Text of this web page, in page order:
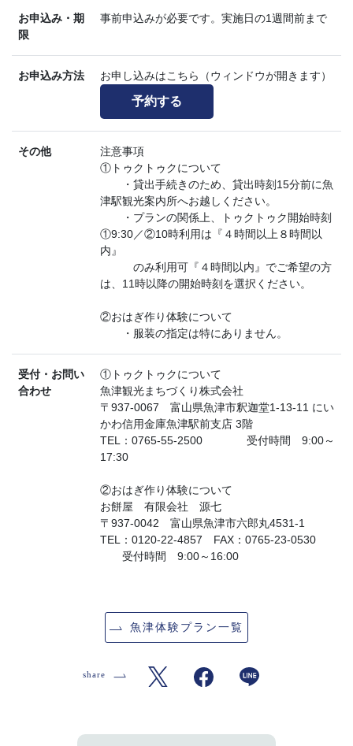
お申込み・期
限
事前申込みが必要です。実施日の1週間前まで
お申込み方法 お申し込みはこちら（ウィンドウが開きます）
予約する
その他
注意事項
①トゥクトゥクについて
・貸出手続きのため、貸出時刻15分前に魚
津駅観光案内所へお越しください。
・プランの関係上、トゥクトゥク開始時刻
①9:30／②10時利用は『４時間以上８時間以
内』
のみ利用可『４時間以内』でご希望の方
は、11時以降の開始時刻を選択ください。
②おはぎ作り体験について
・服装の指定は特にありません。
受付・お問い
合わせ
①トゥクトゥクについて
魚津観光まちづくり株式会社
〒937-0067 富山県魚津市釈迦堂1-13-11 にい
かわ信用金庫魚津駅前支店 3階
TEL：0765-55-2500 受付時間 9:00～
17:30
②おはぎ作り体験について
お餅屋 有限会社 源七
〒937-0042 富山県魚津市六郎丸4531-1
TEL：0120-22-4857 FAX：0765-23-0530
受付時間 9:00～16:00
魚津体験プラン一覧